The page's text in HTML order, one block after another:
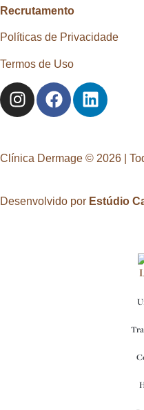
Recrutamento
Políticas de Privacidade
Termos de Uso
Clínica Dermage © 2026 |
Desenvolvido por Estúdio